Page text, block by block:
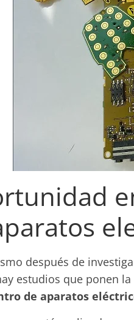
después de
estudios que ponen
de aparatos